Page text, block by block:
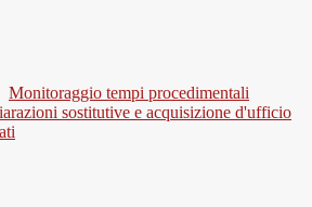
Monitoraggio tempi procedimentali
sostitutive e acquisizione d'ufficio